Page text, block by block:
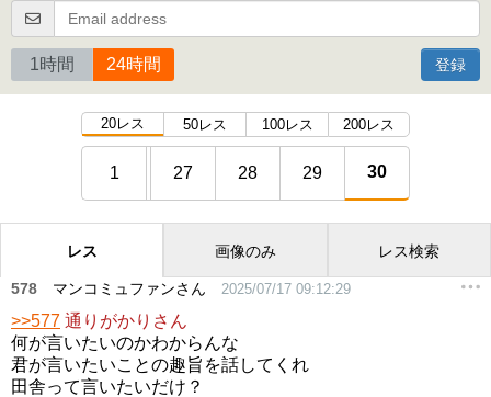
1時間 24時間 登録
20レス 50レス 100レス 200レス
1 27 28 29 30
レス 画像のみ レス検索
578 マンコミュファンさん 2025/07/17 09:12:29
>>577 通りがかりさん
何が言いたいのかわからんな
君が言いたいことの趣旨を話してくれ
田舎って言いたいだけ？